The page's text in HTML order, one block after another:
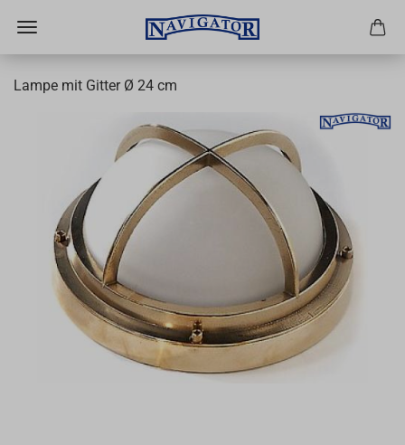
Lampe mit Gitter Ø 24 cm